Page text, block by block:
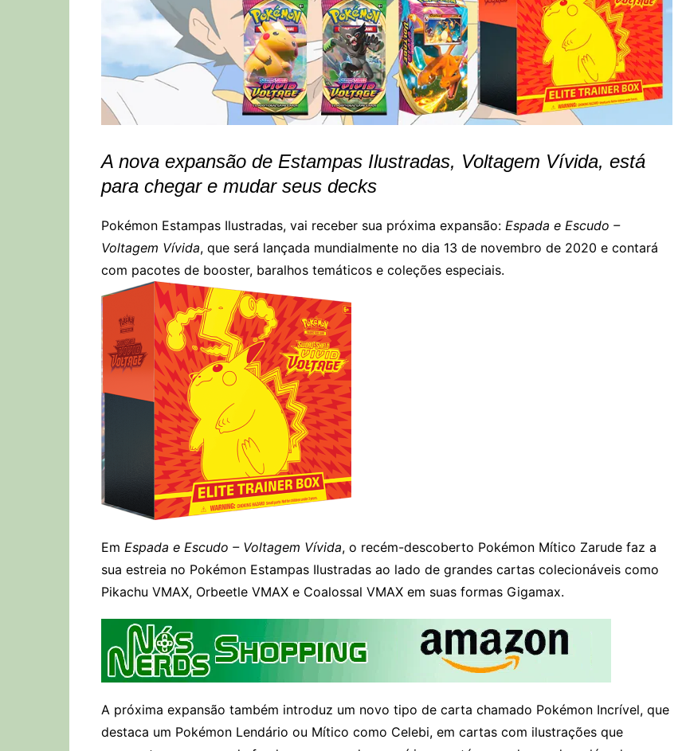
A nova expansão de Estampas Ilustradas, Voltagem Vívida, está
para chegar e mudar seus decks
Pokémon Estampas Ilustradas, vai receber sua próxima expansão: Espada e Escudo –
Voltagem Vívida, que será lançada mundialmente no dia 13 de novembro de 2020 e contará
com pacotes de booster, baralhos temáticos e coleções especiais.
Em Espada e Escudo – Voltagem Vívida, o recém-descoberto Pokémon Mítico Zarude faz a
sua estreia no Pokémon Estampas Ilustradas ao lado de grandes cartas colecionáveis como
Pikachu VMAX, Orbeetle VMAX e Coalossal VMAX em suas formas Gigamax.
A próxima expansão também introduz um novo tipo de carta chamado Pokémon Incrível, que
destaca um Pokémon Lendário ou Mítico como Celebi, em cartas com ilustrações que